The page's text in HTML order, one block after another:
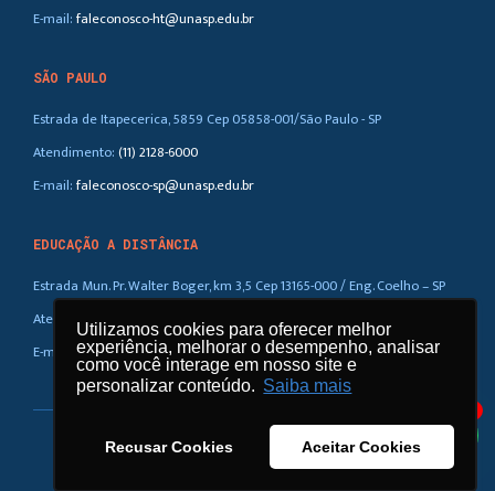
Utilizamos cookies para oferecer melhor
experiência, melhorar o desempenho, analisar
como você interage em nosso site e
personalizar conteúdo. Saiba mais
Recusar Cookies Aceitar Cookies
E-mail:faleconosco-ht@unasp.edu.br
SÃO PAULO
Estrada de Itapecerica, 5859 Cep 05858-001/São Paulo - SP
Atendimento:(11) 2128-6000
E-mail:faleconosco-sp@unasp.edu.br
EDUCAÇÃO A DISTÂNCIA
Estrada Mun. Pr. Walter Boger, km 3,5 Cep 13165-000 / Eng. Coelho – SP
Atendimento:
(019) 3858-5100 / 0800-770-0323
E-mail: ead@unasp.br